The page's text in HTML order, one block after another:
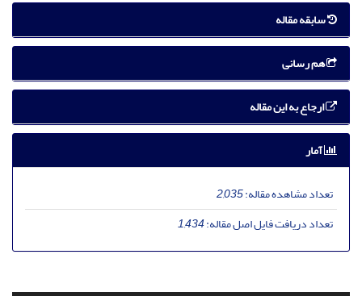
سابقه مقاله
هم رسانی
ارجاع به این مقاله
آمار
تعداد مشاهده مقاله:2,035
تعداد دریافت فایل اصل مقاله:1,434